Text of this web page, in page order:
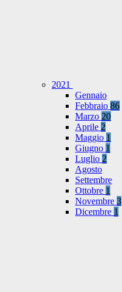
2021
Gennaio
Febbraio 86
Marzo 20
Aprile 2
Maggio 1
Giugno 1
Luglio 2
Agosto
Settembre
Ottobre 1
Novembre 3
Dicembre 1